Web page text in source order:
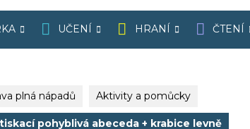
UČENÍ HRANÍ ČTENÍ
plná nápadů Aktivity a pomůcky
pohyblivá abeceda + krabice levně